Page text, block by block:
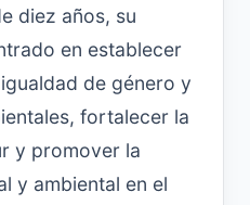
diez años, su
en establecer
de género y
fortalecer la
y promover la
y ambiental en el